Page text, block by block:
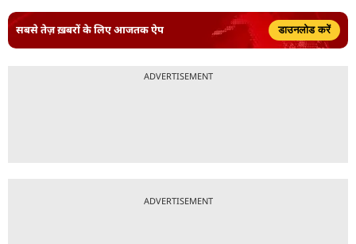
सबसे तेज़ ख़बरों के लिए आजतक ऐप डाउनलोड करें
ADVERTISEMENT
ADVERTISEMENT